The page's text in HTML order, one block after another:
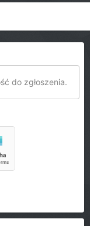
do zgłoszenia.